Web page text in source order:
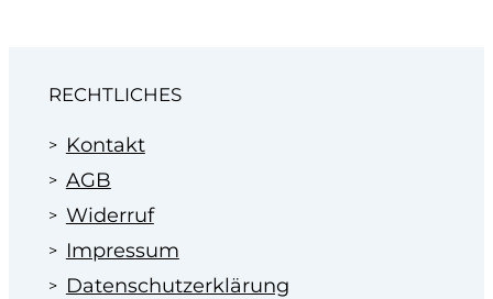
Profitieren Sie von unserer Erfahrung
Autohäusern seit 1995.
RECHTLICHES
Kontakt
AGB
Widerruf
Impressum
Datenschutzerklärung